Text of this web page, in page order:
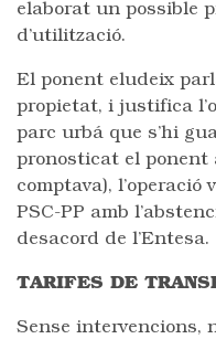
elaborat un possible
d’utilització.
El ponent eludeix
propietat, i justifica
parc urbá que s’hi
pronosticat el ponent
comptava), l’operació
PSC-PP amb
desacord de l’Entesa.
TARIFES DE
Sense intervencions,